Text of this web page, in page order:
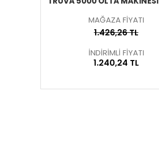
MAĞAZA FİYATI
1.426,26 TL
İNDİRİMLİ FİYATI
1.240,24 TL